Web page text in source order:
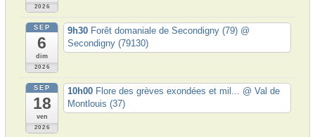
2026
SEP
6
dim
2026
9h30 Forêt domaniale de Secondigny (79) @
Secondigny (79130)
SEP
18
ven
2026
10h00 Flore des grèves exondées et mil... @ Val de
Montlouis (37)